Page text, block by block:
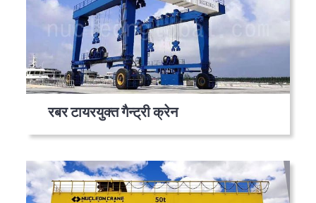
रबर टायरयुक्त गैन्ट्री क्रेन